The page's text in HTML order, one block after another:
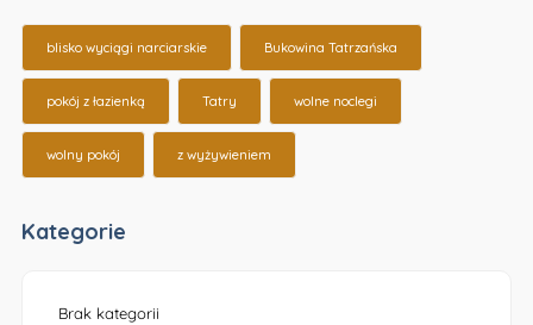
blisko wyciągi narciarskie Bukowina Tatrzańska
pokój z łazienką Tatry wolne noclegi
wolny pokój z wyżywieniem
Kategorie
Brak kategorii